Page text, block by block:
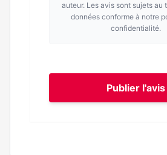
auteur. Les avis sont sujets au
données conforme à notre
confidentialité.
Publier l'avis